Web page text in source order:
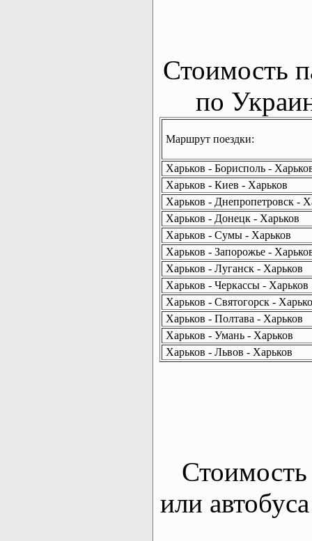
Стоимость
по
Маршрут поездки:
Харьков - Борисполь -
Харьков - Киев - Харьков
Харьков - Днепропетровск -
Харьков - Донецк - Харьков
Харьков - Сумы - Харьков
Харьков - Запорожье -
Харьков - Луганск - Харьков
Харьков - Черкассы - Харьков
Харьков - Святогорск -
Харьков - Полтава - Харьков
Харьков - Умань - Харьков
Харьков - Львов - Харьков
Стоимость
или